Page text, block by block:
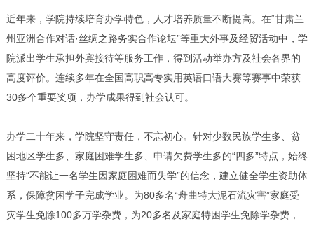
近年来，学院持续培育办学特色，人才培养质量不断提高。在“甘肃兰
州亚洲合作对话·丝绸之路务实合作论坛”等重大外事及经贸活动中，学
院派出学生承担外宾接待等服务工作，得到活动举办方及社会各界的
高度评价。连续多年在全国高职高专实用英语口语大赛等赛事中荣获
30多个重要奖项，办学成果得到社会认可。
办学二十年来，学院坚守责任，不忘初心。针对少数民族学生多、贫
困地区学生多、家庭困难学生多、申请欠费学生多的“四多”特点，始终
坚持“不能让一名学生因家庭困难而失学”的信念，建立健全学生资助体
系，保障贫困学子完成学业。为80多名“舟曲特大泥石流灾害”家庭受
灾学生免除100多万学杂费，为20多名及家庭特困学生免除学杂费，